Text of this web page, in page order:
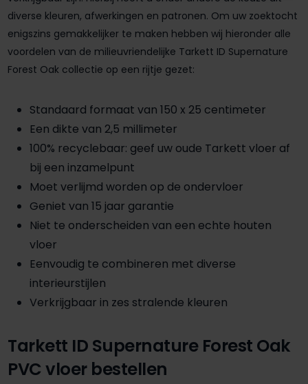
diverse kleuren, afwerkingen en patronen. Om uw zoektocht
enigszins gemakkelijker te maken hebben wij hieronder alle
voordelen van de milieuvriendelijke Tarkett ID Supernature
Forest Oak collectie op een rijtje gezet:
Standaard formaat van 150 x 25 centimeter
Een dikte van 2,5 millimeter
100% recyclebaar: geef uw oude Tarkett vloer af
bij een inzamelpunt
Moet verlijmd worden op de ondervloer
Geniet van 15 jaar garantie
Niet te onderscheiden van een echte houten
vloer
Eenvoudig te combineren met diverse
interieurstijlen
Verkrijgbaar in zes stralende kleuren
Tarkett ID Supernature Forest Oak
PVC vloer bestellen